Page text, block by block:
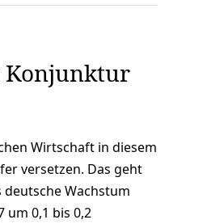
Konjunktur
Wirtschaft in diesem
versetzen. Das geht
Wachstum
um 0,1 bis 0,2